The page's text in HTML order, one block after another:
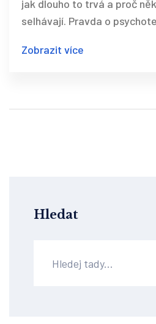
jak dlouho to trvá a proč
selhávají. Pravda o
Zobrazit více
Hledat